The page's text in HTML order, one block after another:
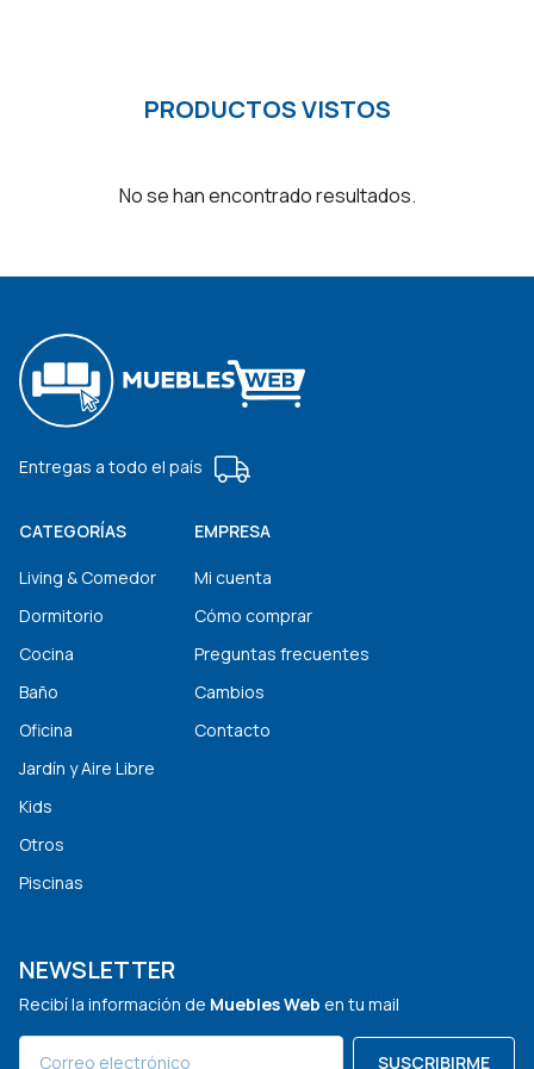
PRODUCTOS VISTOS
No se han encontrado resultados.
Entregas a todo el país
CATEGORÍAS
Living & Comedor
Dormitorio
Cocina
Baño
Oficina
Jardín y Aire Libre
Kids
Otros
Piscinas
EMPRESA
Mi cuenta
Cómo comprar
Preguntas frecuentes
Cambios
Contacto
NEWSLETTER
Recibí la información de Muebles Web en tu mail
SUSCRIBIRME